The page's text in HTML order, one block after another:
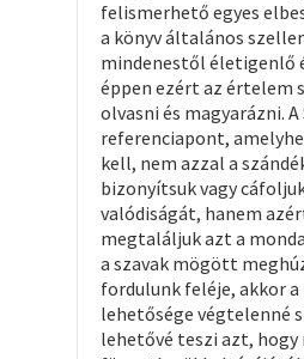
felismerhető egyes
a könyv általános
mindenestől életigenlő
éppen ezért az értelem
olvasni és magyarázni.
referenciapont,
kell, nem azzal a
bizonyítsuk vagy
valódiságát, hanem
megtaláljuk azt a
a szavak mögött
fordulunk feléje, akkor
lehetősége végtelenné
lehetővé teszi azt, hogy